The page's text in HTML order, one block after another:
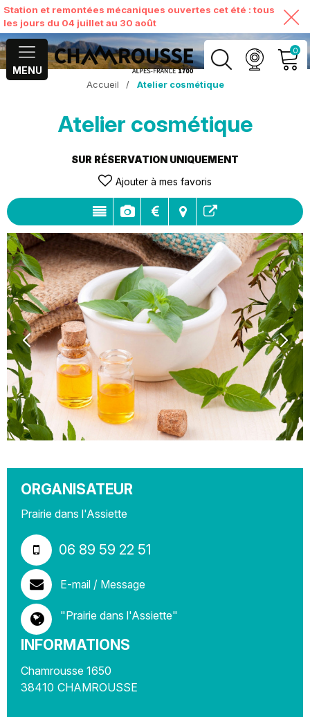
Station et remontées mécaniques ouvertes cet été : tous
les jours du 04 juillet au 30 août
MENU
0
MON COMPTE
VOIR MON PANIER
Accueil / Atelier cosmétique
Atelier cosmétique
SUR RÉSERVATION UNIQUEMENT
Ajouter à mes favoris
ORGANISATEUR
Prairie dans l'Assiette
06 89 59 22 51
E-mail / Message
"Prairie dans l'Assiette"
INFORMATIONS
Chamrousse 1650
38410 CHAMROUSSE